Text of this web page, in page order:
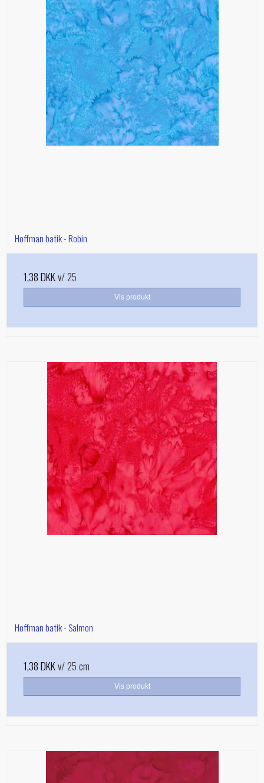
Hoffman batik - Robin
1,38 DKKv/ 25
Vis produkt
Hoffman batik - Salmon
1,38 DKKv/ 25 cm
Vis produkt